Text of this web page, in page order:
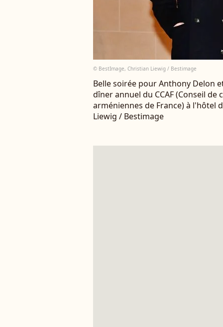
© BestImage, Christian Liewig / Bestimage
Belle soirée pour Anthony Delon
dîner annuel du CCAF (Conseil
arméniennes de France) à l'hôtel
Liewig / Bestimage